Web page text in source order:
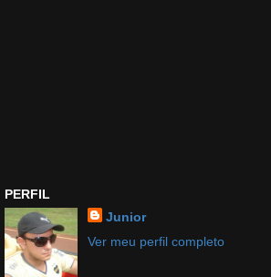
PERFIL
Junior
Ver meu perfil completo